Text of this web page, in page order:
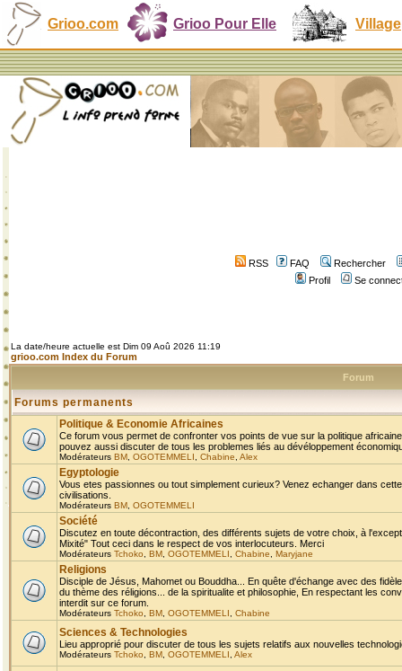
Grioo.com Grioo Pour Elle Village
RSS FAQ
Rechercher
Profil
Se
La date/heure actuelle est Dim 09 Aoû 2026 11:19
grioo.com Index du Forum
Forum
Forums permanents
Politique & Economie Africaines
Ce forum vous permet de confronter vos points de vue sur la politique
pouvez aussi discuter de tous les problemes liés au dévéloppement
Modérateurs BM OGOTEMMELI Chabine Alex
Egyptologie
Vous etes passionnes ou tout simplement curieux? Venez echanger dans
civilisations.
Modérateurs BM OGOTEMMELI
Société
Discutez en toute décontraction, des différents sujets de votre choix, à
Mixité" Tout ceci dans le respect de vos interlocuteurs. Merci
Modérateurs Tchoko BM OGOTEMMELI Chabine Maryjane
Religions
Disciple de Jésus, Mahomet ou Bouddha... En quête d'échange avec des
du thème des réligions... de la spiritualite et philosophie, En respectant les
interdit sur ce forum.
Modérateurs Tchoko BM OGOTEMMELI Chabine
Sciences & Technologies
Lieu approprié pour discuter de tous les sujets relatifs aux nouvelles
Modérateurs Tchoko BM OGOTEMMELI Alex